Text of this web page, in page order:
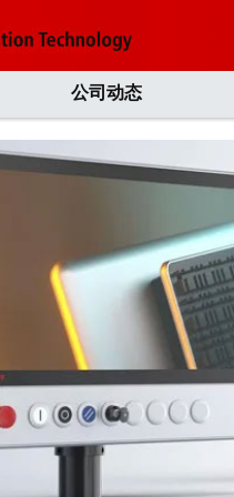
公司动态